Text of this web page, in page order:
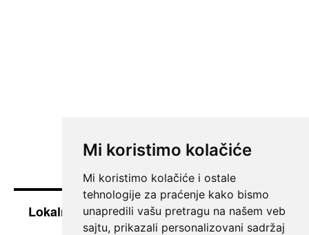
Mi koristimo kolačiće
Mi koristimo kolačiće i ostale
tehnologije za praćenje kako bismo
unapredili vašu pretragu na našem veb
sajtu, prikazali personalizovani sadržaj
Lokalne vesti iz Južnog Banata - Pančevo i
okolina